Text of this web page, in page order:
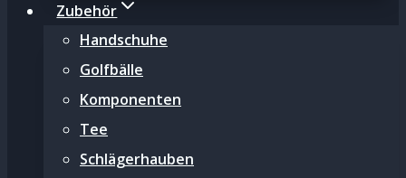
Zubehör
Handschuhe
Golfbälle
Komponenten
Tee
Schlägerhauben